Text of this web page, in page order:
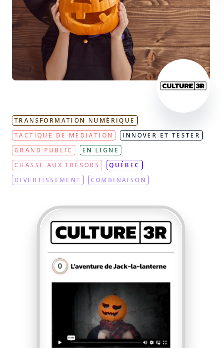
TRANSFORMATION NUMÉRIQUE
TACTIQUE DE MÉDIATION
INNOVER ET TESTER
GRAND PUBLIC
EN LIGNE
CHASSE AUX TRÉSORS
QUÉBEC
DIVERTISSEMENT
COMBINAISON